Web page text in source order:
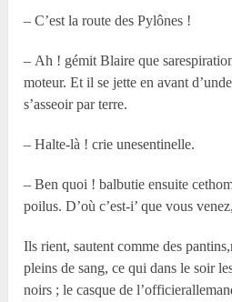
– C’est la route des Pylônes !
– Ah ! gémit Blaire que
moteur. Et il se jette en avant
s’asseoir par terre.
– Halte-là ! crie unesentinelle.
– Ben quoi ! balbutie ensuite
poilus. D’où c’est-i’ que vous
Ils rient, sautent comme des
pleins de sang, ce qui dans le soir
noirs ; le casque de